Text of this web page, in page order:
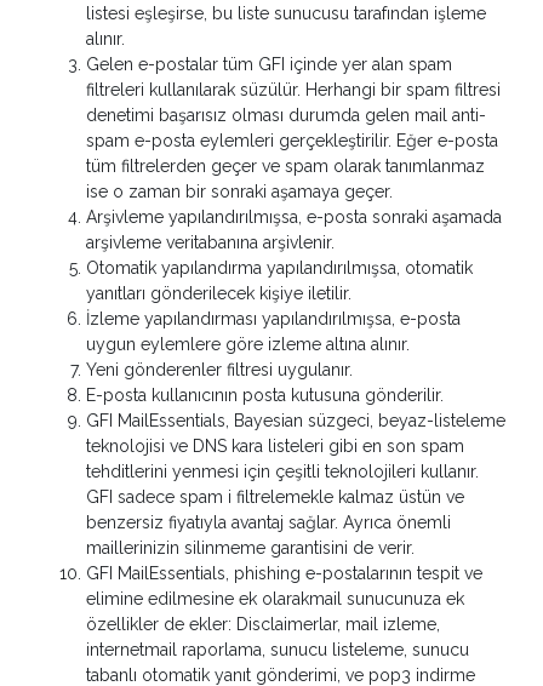
listesi eşleşirse, bu liste sunucusu tarafından işleme
alınır.
Gelen e-postalar tüm GFI içinde yer alan spam
filtreleri kullanılarak süzülür. Herhangi bir spam filtresi
denetimi başarısız olması durumda gelen mail anti-
spam e-posta eylemleri gerçekleştirilir. Eğer e-posta
tüm filtrelerden geçer ve spam olarak tanımlanmaz
ise o zaman bir sonraki aşamaya geçer.
Arşivleme yapılandırılmışsa, e-posta sonraki aşamada
arşivleme veritabanına arşivlenir.
Otomatik yapılandırma yapılandırılmışsa, otomatik
yanıtları gönderilecek kişiye iletilir.
İzleme yapılandırması yapılandırılmışsa, e-posta
uygun eylemlere göre izleme altına alınır.
Yeni gönderenler filtresi uygulanır.
E-posta kullanıcının posta kutusuna gönderilir.
GFI MailEssentials, Bayesian süzgeci, beyaz-listeleme
teknolojisi ve DNS kara listeleri gibi en son spam
tehditlerini yenmesi için çeşitli teknolojileri kullanır.
GFI sadece spam i filtrelemekle kalmaz üstün ve
benzersiz fiyatıyla avantaj sağlar. Ayrıca önemli
maillerinizin silinmeme garantisini de verir.
GFI MailEssentials, phishing e-postalarının tespit ve
elimine edilmesine ek olarakmail sunucunuza ek
özellikler de ekler: Disclaimerlar, mail izleme,
internetmail raporlama, sunucu listeleme, sunucu
tabanlı otomatik yanıt gönderimi, ve pop3 indirme